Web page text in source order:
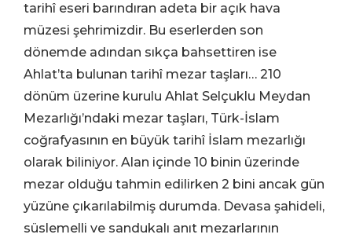
tarihî eseri barındıran adeta bir açık hava
müzesi şehrimizdir. Bu eserlerden son
dönemde adından sıkça bahsettiren ise
Ahlat’ta bulunan tarihî mezar taşları… 210
dönüm üzerine kurulu Ahlat Selçuklu Meydan
Mezarlığı’ndaki mezar taşları, Türk-İslam
coğrafyasının en büyük tarihî İslam mezarlığı
olarak biliniyor. Alan içinde 10 binin üzerinde
mezar olduğu tahmin edilirken 2 bini ancak gün
yüzüne çıkarılabilmiş durumda. Devasa şahideli,
süslemelli ve sandukalı anıt mezarlarının